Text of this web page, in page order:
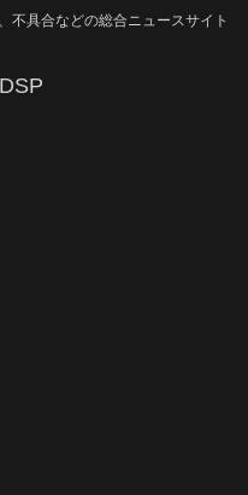
不具合などの総合ニュースサイト